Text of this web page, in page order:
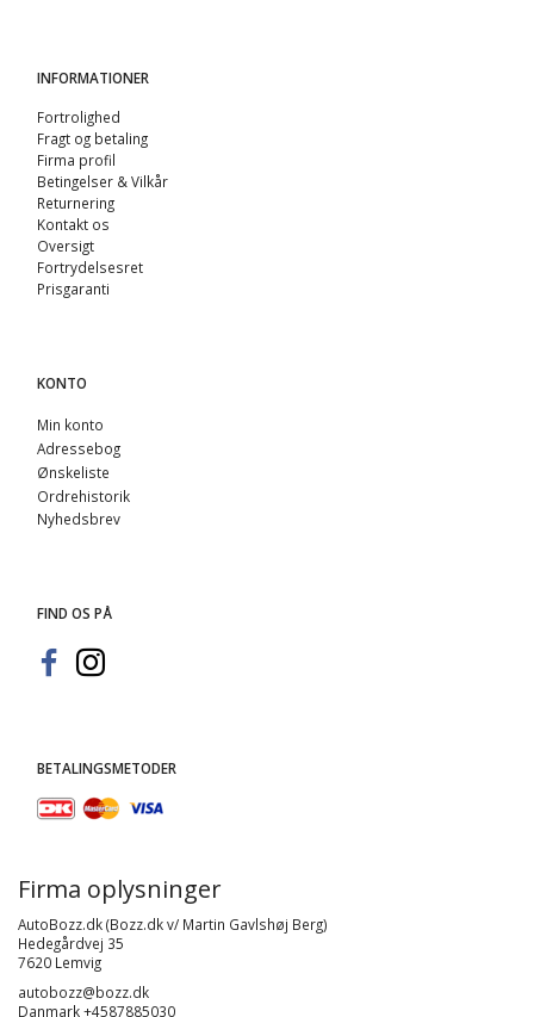
INFORMATIONER
Fortrolighed
Fragt og betaling
Firma profil
Betingelser & Vilkår
Returnering
Kontakt os
Oversigt
Fortrydelsesret
Prisgaranti
KONTO
Min konto
Adressebog
Ønskeliste
Ordrehistorik
Nyhedsbrev
FIND OS PÅ
BETALINGSMETODER
Firma oplysninger
AutoBozz.dk (Bozz.dk v/ Martin Gavlshøj Berg)
Hedegårdvej 35
7620 Lemvig
autobozz@bozz.dk
Danmark +4587885030